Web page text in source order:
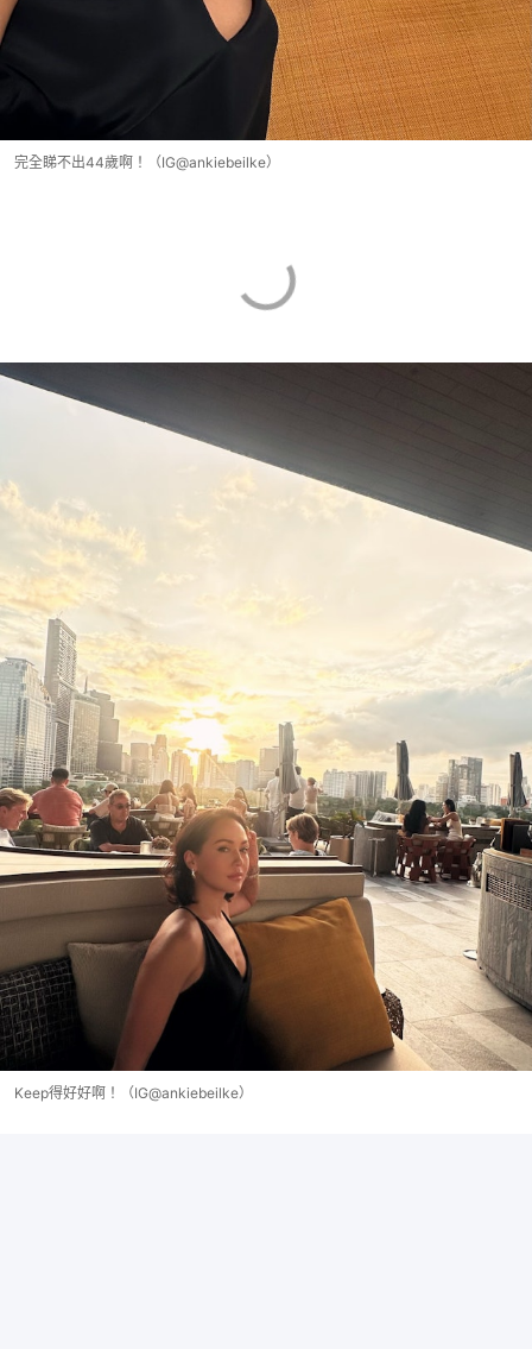
完全睇不出44歲啊！（IG@ankiebeilke）
Keep得好好啊！（IG@ankiebeilke）